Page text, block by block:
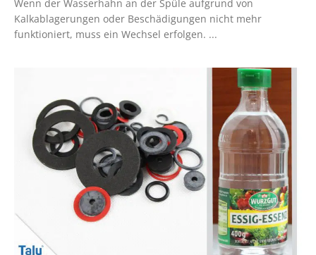
Wenn der Wasserhahn an der Spüle aufgrund von
Kalkablagerungen oder Beschädigungen nicht mehr
funktioniert, muss ein Wechsel erfolgen. ...